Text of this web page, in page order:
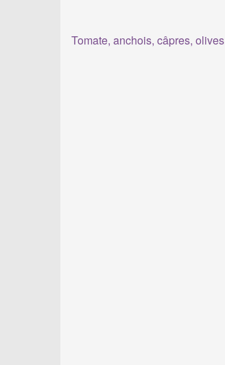
Tomate, anchois, câpres, olives